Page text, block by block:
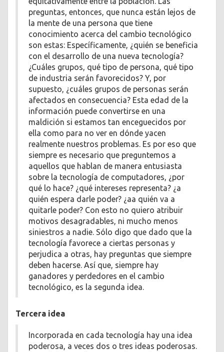
preguntas, entonces, que nunca están lejos de
la mente de una persona que tiene
conocimiento acerca del cambio tecnológico
son estas: Específicamente, ¿quién se beneficia
con el desarrollo de una nueva tecnología?
¿Cuáles grupos, qué tipo de persona, qué tipo
de industria serán favorecidos? Y, por
supuesto, ¿cuáles grupos de personas serán
afectados en consecuencia? Esta edad de la
información puede convertirse en una
maldición si estamos tan enceguecidos por
ella como para no ver en dónde yacen
realmente nuestros problemas. Es por eso que
siempre es necesario que preguntemos a
aquellos que hablan de manera entusiasta
sobre la tecnología de computadores, ¿por
qué lo hace? ¿qué intereses representa? ¿a
quién espera darle poder? ¿aa quién va a
quitarle poder? Con esto no quiero atribuir
motivos desagradables, ni mucho menos
siniestros a nadie. Sólo digo que dado que la
tecnología favorece a ciertas personas y
perjudica a otras, hay preguntas que siempre
deben hacerse. Así que, siempre hay
ganadores y perdedores en el cambio
tecnológico, es la segunda idea.
Tercera idea
Incorporada en cada tecnología hay una idea
poderosa, a veces dos o tres ideas poderosas.